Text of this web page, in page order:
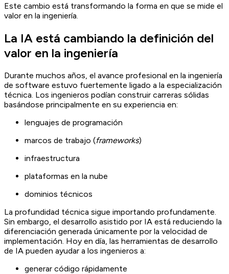
Este cambio está transformando la forma en que se mide el
valor en la ingeniería.
La IA está cambiando la definición del
valor en la ingeniería
Durante muchos años, el avance profesional en la ingeniería
de software estuvo fuertemente ligado a la especialización
técnica. Los ingenieros podían construir carreras sólidas
basándose principalmente en su experiencia en:
lenguajes de programación
marcos de trabajo (frameworks)
infraestructura
plataformas en la nube
dominios técnicos
La profundidad técnica sigue importando profundamente.
Sin embargo, el desarrollo asistido por IA está reduciendo la
diferenciación generada únicamente por la velocidad de
implementación. Hoy en día, las herramientas de desarrollo
de IA pueden ayudar a los ingenieros a:
generar código rápidamente